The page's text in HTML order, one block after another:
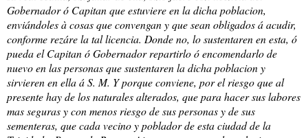
Gobernador ó Capitan que estuviere en la dicha poblacion,
enviándoles à cosas que convengan y que sean obligados á acudir,
conforme rezáre la tal licencia. Donde no, lo sustentaren en esta, ó
pueda el Capitan ó Gobernador repartirlo ó encomendarlo de
nuevo en las personas que sustentaren la dicha poblacion y
sirvieren en ella á S. M. Y porque conviene, por el riesgo que al
presente hay de los naturales alterados, que para hacer sus labores
mas seguras y con menos riesgo de sus personas y de sus
sementeras, que cada vecino y poblador de esta ciudad de la